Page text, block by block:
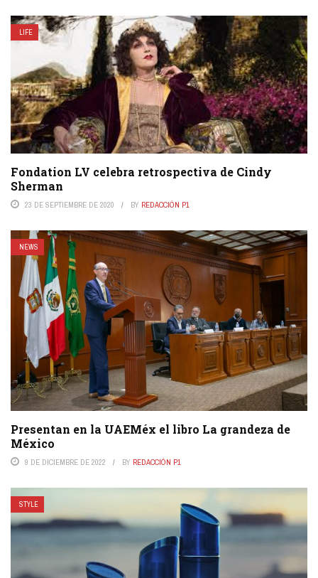
LIFE
Fondation LV celebra retrospectiva de Cindy
Sherman
23 DE SEPTIEMBRE DE 2020 BY REDACCIÓN P1
NEWS
Presentan en la UAEMéx el libro La grandeza de
México
9 DE DICIEMBRE DE 2022 BY REDACCIÓN P1
STYLE